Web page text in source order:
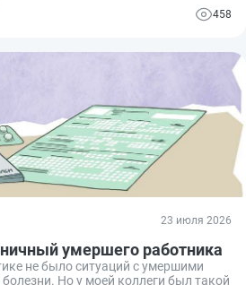
вступают в силу 26 июля 2026 года.458
23 июля 2026
умершего работника
не было ситуаций с умершими
Но у моей коллеги был такой